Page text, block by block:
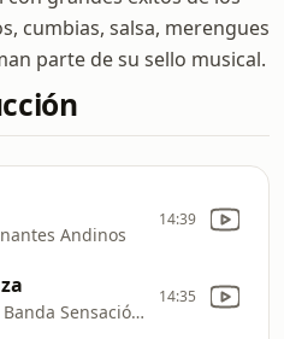
cumbias, salsa, merengues
parte de su sello musical.
Andinos
14:39
Now On Air:Gran Banda Sensación Chorrillana
14:35